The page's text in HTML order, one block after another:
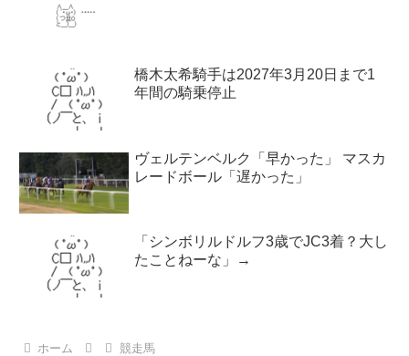
橋木太希騎手は2027年3月20日まで1
年間の騎乗停止
ヴェルテンベルク「早かった」 マスカ
レードボール「遅かった」
「シンボリルドルフ3歳でJC3着？大し
たことねーな」→
ホーム 競走馬